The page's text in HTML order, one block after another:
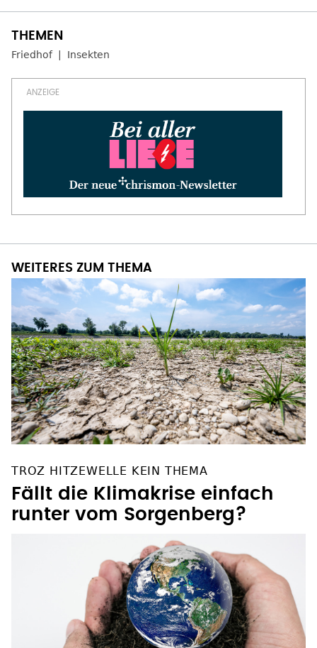
Friedhof Insekten
WEITERES ZUM THEMA
TROZ HITZEWELLE KEIN THEMA
Fällt die Klimakrise einfach
runter vom Sorgenberg?